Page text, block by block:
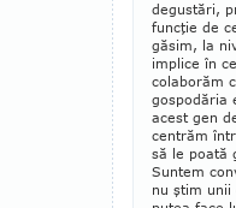
degustări,
funcţie de
găsim, la
implice în
colaborăm
gos­po­dăria
acest gen
centrăm
să le poată
Suntem
nu ştim unii